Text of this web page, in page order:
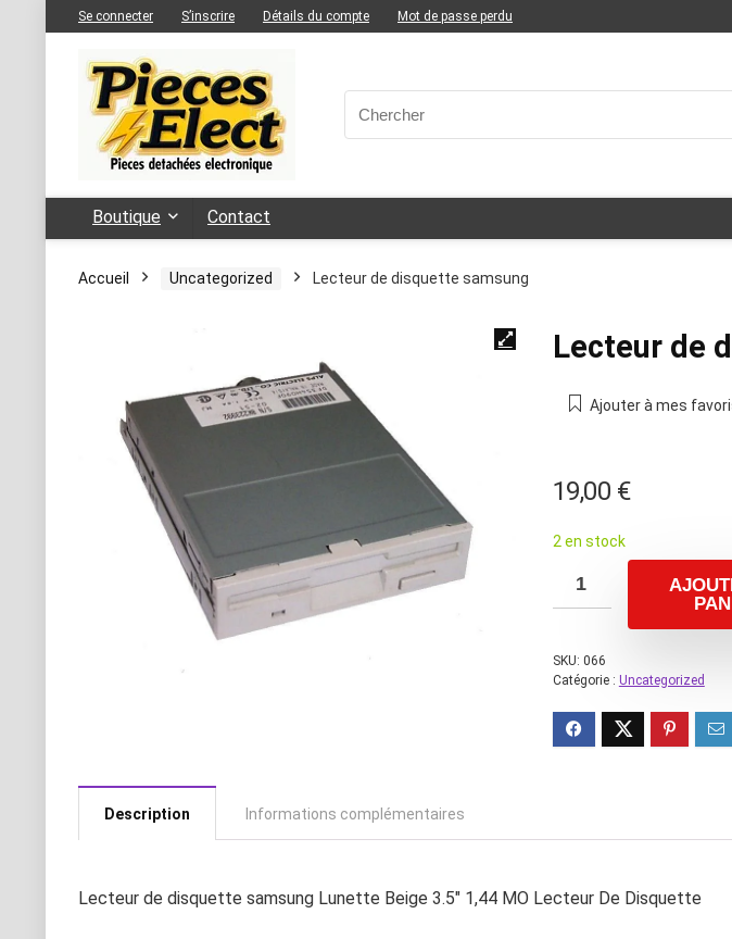
Se connecter S’inscrire Détails du compte Mot de passe perdu
Boutique Contact
Accueil Uncategorized Lecteur de disquette samsung
Lecteur de
Ajouter à mes
19,00 €
2 en stock
SKU: 066
Catégorie : Uncategorized
Description Informations complémentaires
Lecteur de disquette samsung Lunette Beige 3.5″ 1,44 MO Lecteur De Disquette